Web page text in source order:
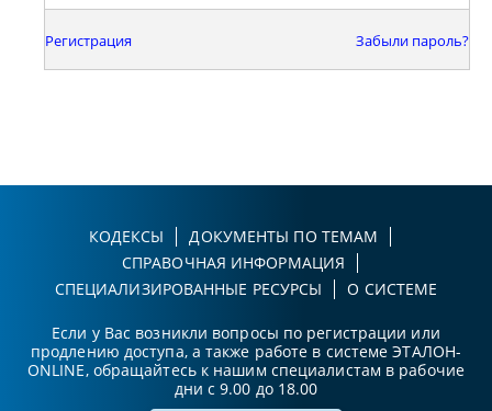
Регистрация Забыли пароль?
КОДЕКСЫ
ДОКУМЕНТЫ ПО ТЕМАМ
СПРАВОЧНАЯ ИНФОРМАЦИЯ
СПЕЦИАЛИЗИРОВАННЫЕ РЕСУРСЫ
О СИСТЕМЕ
Если у Вас возникли вопросы по регистрации или
продлению доступа, а также работе в системе ЭТАЛОН-
ONLINE, обращайтесь к нашим специалистам в рабочие
дни с 9.00 до 18.00